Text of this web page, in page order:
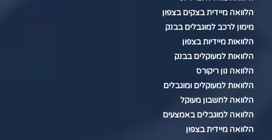
הלוואה מיידית בצקים בצפון
מימון לרכב למוגבלים בבנק
הלוואות מיידיות בצפון
הלוואות למעוקלים בבנק
הלוואה נון ריקורס
הלוואות למעוקלים ומוגבלים
הלוואה לחשבון מעוקל
הלוואה למוגבלים באמצעים
הלוואה מיידית בצפון